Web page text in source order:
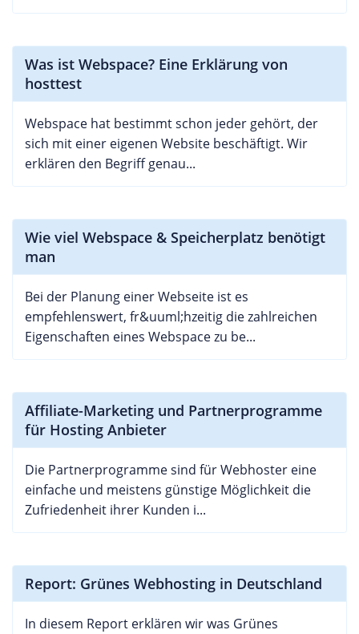
Was ist Webspace? Eine Erklärung von
hosttest
Webspace hat bestimmt schon jeder gehört, der
sich mit einer eigenen Website beschäftigt. Wir
erklären den Begriff genau...
Wie viel Webspace & Speicherplatz benötigt
man
Bei der Planung einer Webseite ist es
empfehlenswert, fr&uuml;hzeitig die zahlreichen
Eigenschaften eines Webspace zu be...
Affiliate-Marketing und Partnerprogramme
für Hosting Anbieter
Die Partnerprogramme sind für Webhoster eine
einfache und meistens günstige Möglichkeit die
Zufriedenheit ihrer Kunden i...
Report: Grünes Webhosting in Deutschland
In diesem Report erklären wir was Grünes